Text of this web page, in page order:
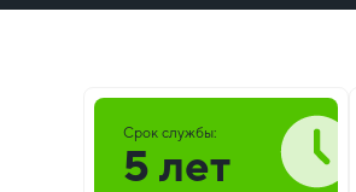
Срок службы:
5 лет